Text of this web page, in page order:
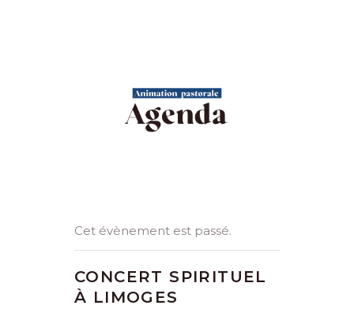
Cet évènement est passé.
CONCERT SPIRITUEL
À LIMOGES